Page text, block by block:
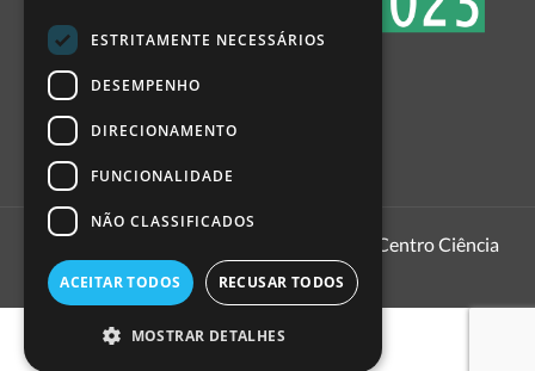
1999 - 2026
Pavilhão do Conhecimento | Centro Ciência
ESTRITAMENTE NECESSÁRIOS
DESEMPENHO
DIRECIONAMENTO
FUNCIONALIDADE
NÃO CLASSIFICADOS
ACEITAR TODOS RECUSAR TODOS
MOSTRAR DETALHES